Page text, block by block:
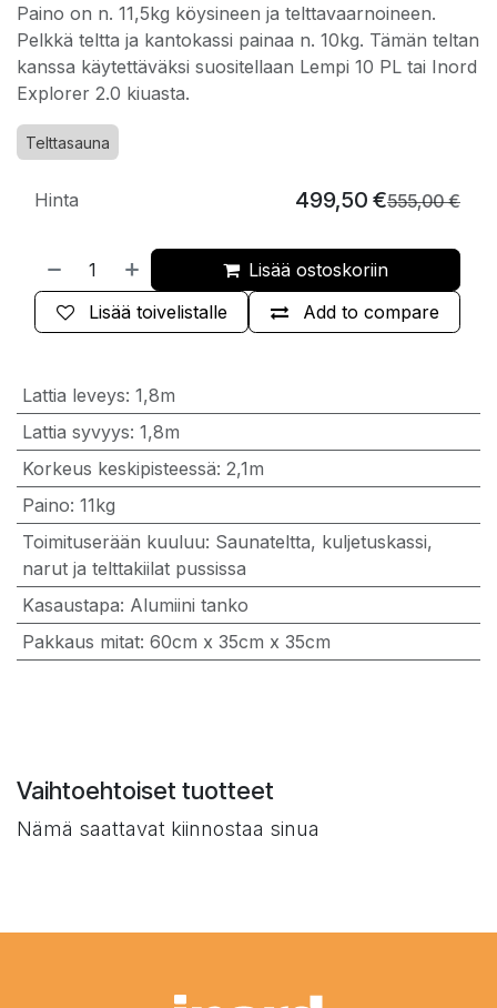
Paino on n. 11,5kg köysineen ja telttavaarnoineen.
Pelkkä teltta ja kantokassi painaa n. 10kg. Tämän teltan
kanssa käytettäväksi suositellaan Lempi 10 PL tai Inord
Explorer 2.0 kiuasta.
Telttasauna
Lisää ostoskoriin
Add to compare
Lisää toivelistalle
Hinta 499,50 €555,00€
Lattia leveys: 1,8m
Lattia syvyys: 1,8m
Korkeus keskipisteessä: 2,1m
Paino: 11kg
Toimituserään kuuluu: Saunateltta, kuljetuskassi,
narut ja telttakiilat pussissa
Kasaustapa: Alumiini tanko
Pakkaus mitat: 60cm x 35cm x 35cm
Vaihtoehtoiset tuotteet
Nämä saattavat kiinnostaa sinua